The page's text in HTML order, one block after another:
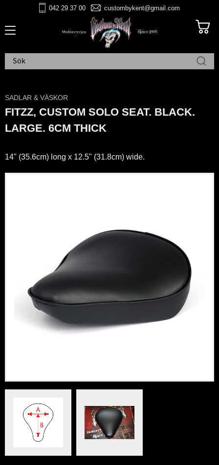
042 29 37 00 custombykent@gmail.com
SADLAR & VÄSKOR
FITZZ, CUSTOM SOLO SEAT. BLACK.
LARGE. 6CM THICK
14" (35.6cm) long x 12.5" (31.8cm) wide.